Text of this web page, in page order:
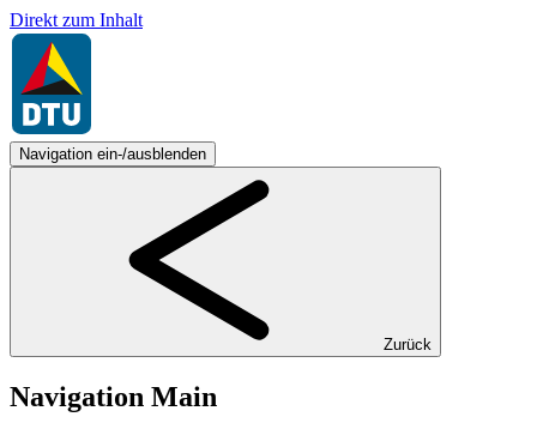
Direkt zum Inhalt
Navigation ein-/ausblenden
Zurück
Navigation Main